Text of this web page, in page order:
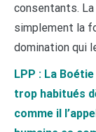
consentants. La
simplement la
domination qui
LPP : La
trop habitués
comme il